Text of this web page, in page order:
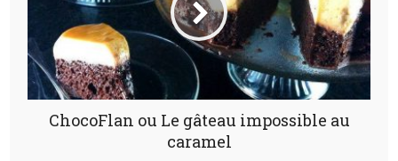
ChocoFlan ou Le gâteau impossible au
caramel